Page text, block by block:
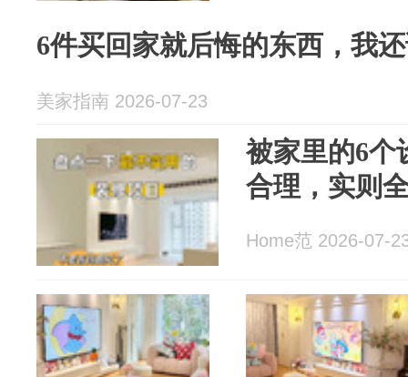
6件买回家就后悔的东西，我
美家指南 2026-07-23
被家里的6个
合理，实则
Home范 2026-07-